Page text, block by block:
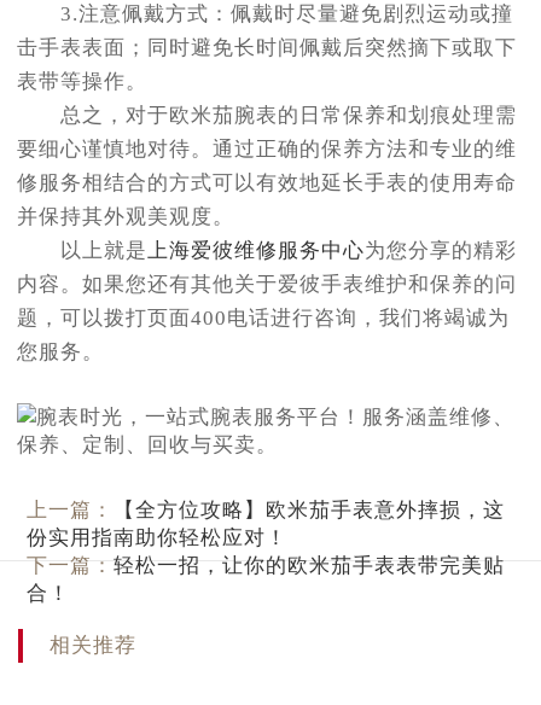
3.注意佩戴方式：佩戴时尽量避免剧烈运动或撞
击手表表面；同时避免长时间佩戴后突然摘下或取下
表带等操作。
总之，对于欧米茄腕表的日常保养和划痕处理需
要细心谨慎地对待。通过正确的保养方法和专业的维
修服务相结合的方式可以有效地延长手表的使用寿命
并保持其外观美观度。
以上就是 上海爱彼维修服务中心为您分享的精彩
内容。如果您还有其他关于爱彼手表维护和保养的问
题，可以拨打页面400电话进行咨询，我们将竭诚为
您服务。
上一篇：
【全方位攻略】欧米茄手表意外摔损，这
份实用指南助你轻松应对！
下一篇：轻松一招，让你的欧米茄手表表带完美贴
合！
相关推荐